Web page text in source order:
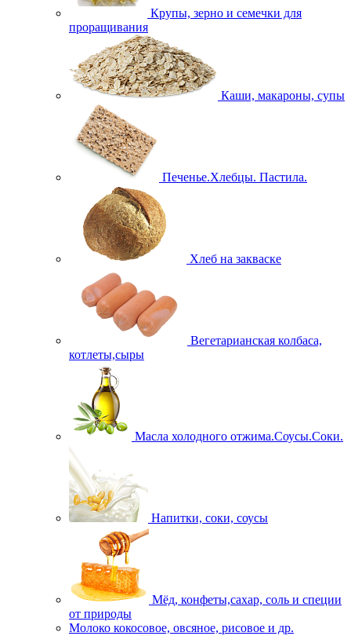
Крупы, зерно и семечки для
проращивания
Каши, макароны, супы
Печенье.Хлебцы. Пастила.
Хлеб на закваске
Вегетарианская колбаса,
котлеты,сыры
Масла холодного отжима.Соусы.Соки.
Напитки, соки, соусы
Мёд, конфеты,сахар, соль и специи
от природы
Молоко кокосовое, овсяное, рисовое и др.